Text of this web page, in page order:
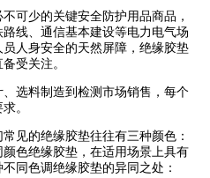
可少的关键安全防护用品商品，
线、通信基本建设等电力电气场
人身安全的天然屏障，绝缘胶垫
受关注。
选料制造到检测市场销售，每个
。
见的绝缘胶垫往往有三种颜色：
色绝缘胶垫，在适用场景上具有
同色调绝缘胶垫的异同之处：